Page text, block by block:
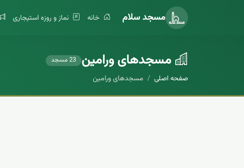
مسجد سلام خانه نماز و روزه استیجاری
مسجد‌های ورامین 23 مسجد
صفحه اصلی مسجد‌های ورامین